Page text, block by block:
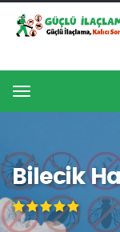
Menu
Bilecik